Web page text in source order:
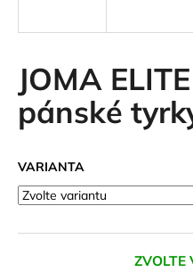
JOMA
pánské
VARIANTA
ZVOLTE
í
t
?
HLEDAT